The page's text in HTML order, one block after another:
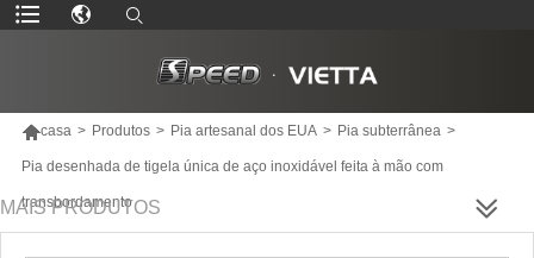
casa > Produtos > Pia artesanal dos EUA > Pia subterrânea >
Pia desenhada de tigela única de aço inoxidável feita à mão com
transbordamento
MAIS PRODUTOS